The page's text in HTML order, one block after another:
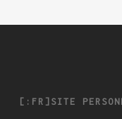
[:FR]SITE